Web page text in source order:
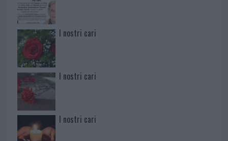
I nostri cari
I nostri cari
I nostri cari